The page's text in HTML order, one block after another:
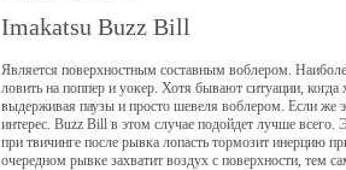
Imakatsu Buzz Bill
Является поверхностным составным воблером.
ловить на поппер и уокер. Хотя бывают ситуации,
выдерживая паузы и просто шевеля воблером. Если же
интерес. Buzz Bill в этом случае подойдет лучше
при твичинге после рывка лопасть тормозит инерцию
очередном рывке захватит воздух с поверхности, тем